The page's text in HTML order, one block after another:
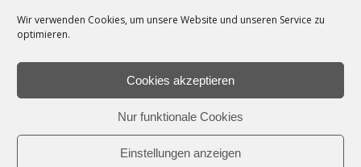
Wir verwenden Cookies, um unsere Website und unseren Service zu
optimieren.
Cookies akzeptieren
Nur funktionale Cookies
Einstellungen anzeigen